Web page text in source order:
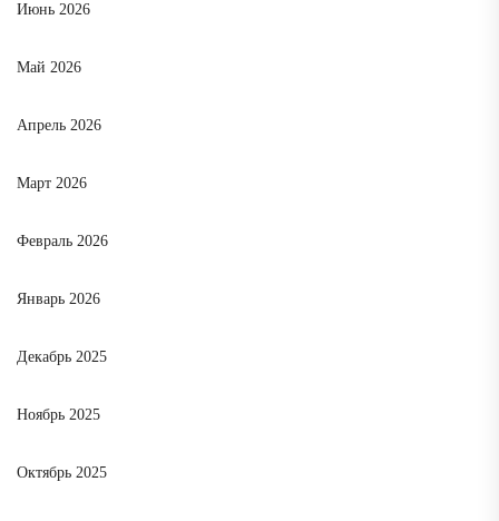
Июнь 2026
Май 2026
Апрель 2026
Март 2026
Февраль 2026
Январь 2026
Декабрь 2025
Ноябрь 2025
Октябрь 2025